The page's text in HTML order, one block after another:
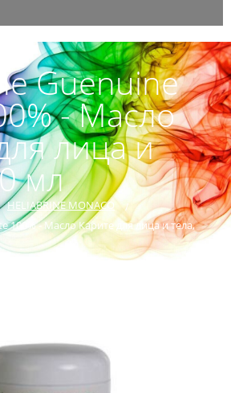
Guenuine
- Масло
лица и
мл
HELIABRINE MONACO
100% - Масло Карите для лица и тела,